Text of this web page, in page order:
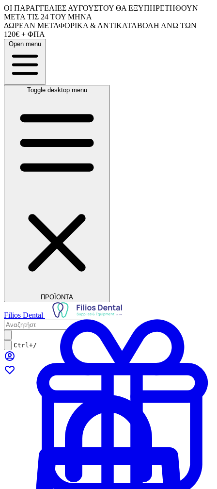
ΟΙ ΠΑΡΑΓΓΕΛΙΕΣ ΑΥΓΟΥΣΤΟΥ ΘΑ ΕΞΥΠΗΡΕΤΗΘΟΥΝ
ΜΕΤΑ ΤΙΣ 24 ΤΟΥ ΜΗΝΑ
ΔΩΡΕΑΝ ΜΕΤΑΦΟΡΙΚΑ & ΑΝΤΙΚΑΤΑΒΟΛΗ ΑΝΩ ΤΩΝ
120€ + ΦΠΑ
Open menu
Toggle desktop menu
ΠΡΟΪΟΝΤΑ
Filios Dental
Ctrl+/